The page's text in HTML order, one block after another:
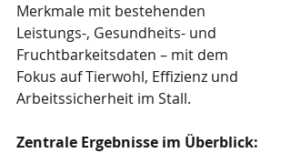
Merkmale mit bestehenden
Leistungs-, Gesundheits- und
Fruchtbarkeitsdaten – mit dem
Fokus auf Tierwohl, Effizienz und
Arbeitssicherheit im Stall.
Zentrale Ergebnisse im Überblick: